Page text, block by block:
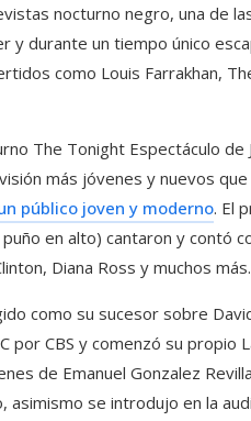
nocturno negro, una de
y durante un tiempo único
como Louis Farrakhan,
The Tonight Espectáculo de
más jóvenes y nuevos
público joven y moderno. El
en alto) cantaron y contó
Diana Ross y muchos más.
como su sucesor sobre
CBS y comenzó su propio
de Emanuel Gonzalez
se introdujo en la